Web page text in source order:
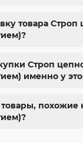
товара
Строп
именно у
похожие